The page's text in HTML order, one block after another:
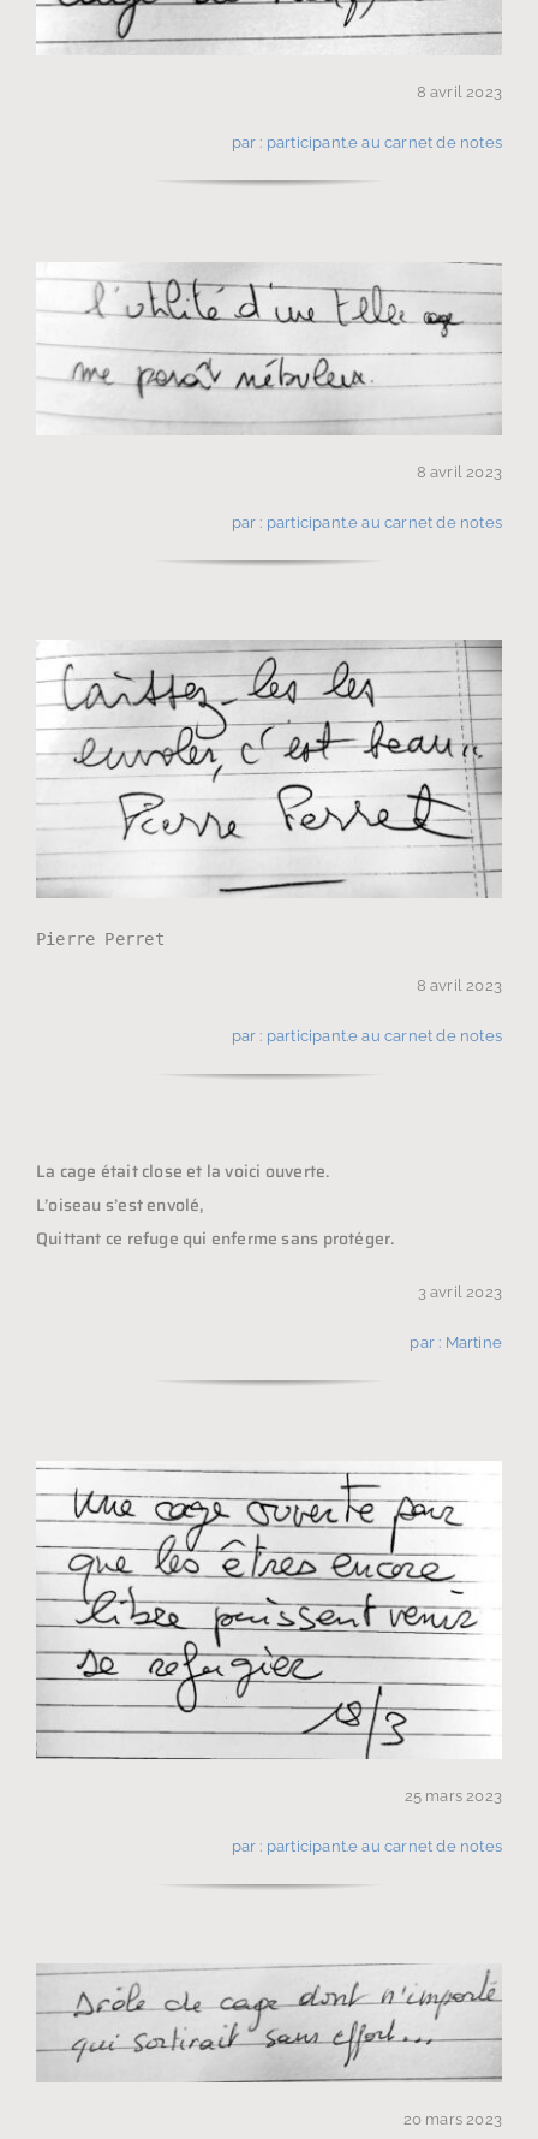
8 avril 2023
par : participant.e au carnet de notes
8 avril 2023
par : participant.e au carnet de notes
Pierre Perret
8 avril 2023
par : participant.e au carnet de notes
La cage était close et la voici ouverte.
L’oiseau s’est envolé,
Quittant ce refuge qui enferme sans protéger.
3 avril 2023
par : Martine
25 mars 2023
par : participant.e au carnet de notes
20 mars 2023